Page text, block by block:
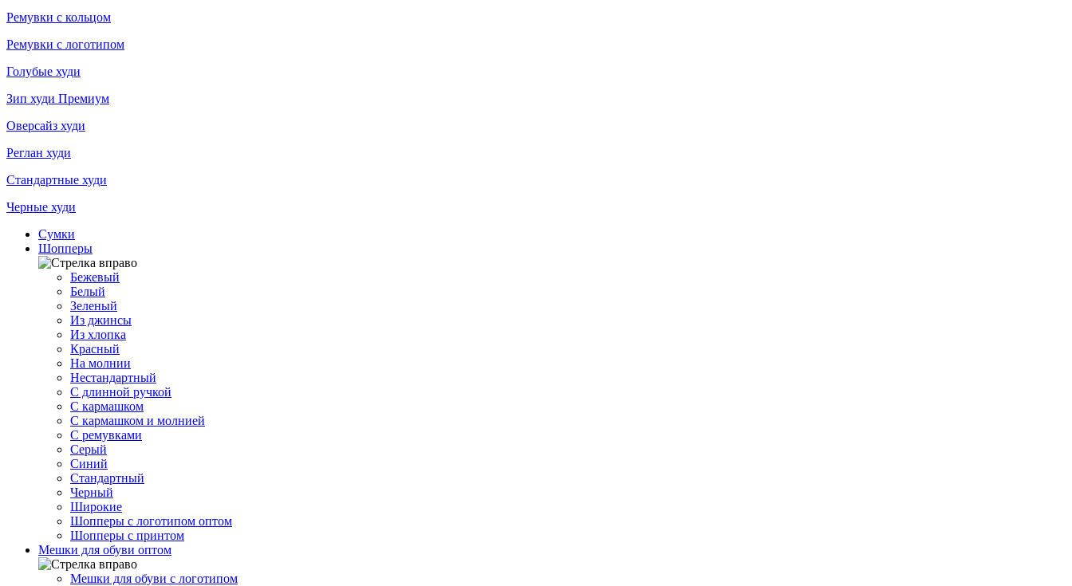
Ремувки с кольцом
Ремувки с логотипом
Голубые худи
Зип худи Премиум
Оверсайз худи
Реглан худи
Стандартные худи
Черные худи
Сумки
Шопперы
Бежевый
Белый
Зеленый
Из джинсы
Из хлопка
Красный
На молнии
Нестандартный
С длинной ручкой
С кармашком
С кармашком и молнией
С ремувками
Серый
Синий
Стандартный
Черный
Широкие
Шопперы с логотипом оптом
Шопперы с принтом
Мешки для обуви оптом
Мешки для обуви с логотипом